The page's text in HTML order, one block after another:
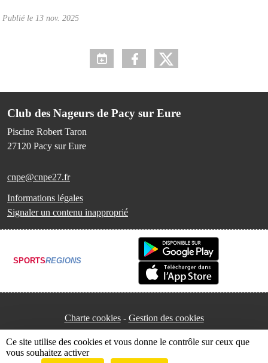
Publié le 13 nov. 2025
Club des Nageurs de Pacy sur Eure
Piscine Robert Taron
27120 Pacy sur Eure
cnpe@cnpe27.fr
Informations légales
Signaler un contenu inapproprié
SPORTSREGIONS
Charte cookies Gestion des cookies
Ce site utilise des cookies et vous donne le contrôle sur ceux que
vous souhaitez activer